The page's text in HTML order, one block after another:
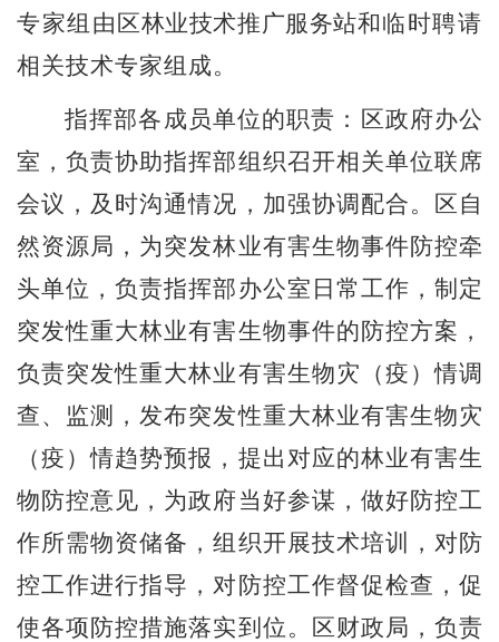
专家组由 区林业技术推广服务站和临时聘请
相关技术专家组成。
指挥部各成员单位的职责：区政府办公
室，负责协助指挥部组织召开相关单位联席
会议，及时沟通情况，加强协调配合。区自
然资源局，为突发林业有害生物事件防控牵
头单位，负责指挥部办公室日常工作，制定
突发性重大林业有害生物事件的防控方案，
负责突发性重大林业有害生物灾（疫）情调
查、监测，发布突发性重大林业有害生物灾
（疫）情趋势预报，提出对应的林业有害生
物防控意见，为政府当好参谋，做好防控工
作所需物资储备，组织开展技术培训，对防
控工作进行指导，对防控工作督促检查，促
使各项防控措施落实到位。区财政局，负责